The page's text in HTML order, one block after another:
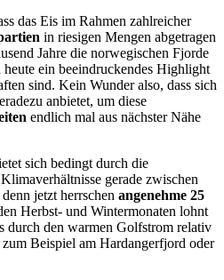
das Eis im Rahmen zahlreicher
in riesigen Mengen abgetragen
Jahre die norwegischen Fjorde
ein beeindruckendes Highlight
sind. Kein Wunder also, dass sich
anbietet, um diese
endlich mal aus nächster Nähe
sich bedingt durch die
gerade zwischen
jetzt herrschen angenehme 25
Herbst- und Wintermonaten lohnt
durch den warmen Golfstrom relativ
Beispiel am Hardangerfjord oder